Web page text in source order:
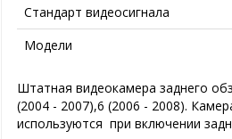
Стандарт видеосигнала
Модели
Штатная видеокамера заднего
(2004 - 2007),6 (2006 - 2008).
используются при включении